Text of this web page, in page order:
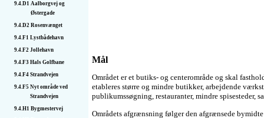
9.4.D1 Aalborgvej og
Østergade
9.4.D2 Rosenvænget
9.4.F1 Lystbådehavn
9.4.F2 Jollehavn
9.4.F3 Hals Golfbane
9.4.F4 Strandvejen
9.4.F5 Nyt område ved
Strandvejen
9.4.H1 Bygmestervej
Mål
Området er et butiks- og centerområde og skal
etableres større og mindre butikker, arbejdende
publikumssøgning, restauranter, mindre spisesteder,
Områdets afgrænsning følger den afgrænsede